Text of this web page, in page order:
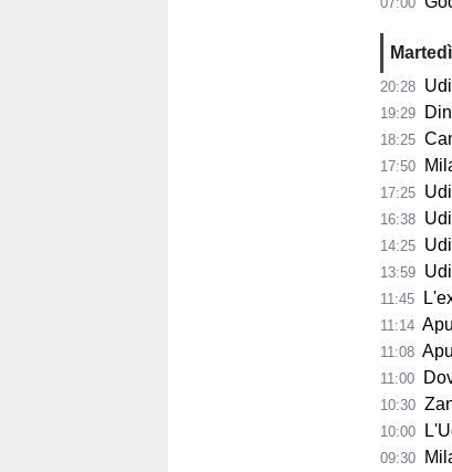
20:28
19:29
18:25
17:50
17:25
16:38
14:25
13:59
11:45
11:14 Apu
11:08 Apu
11:00
10:30
10:00
09:30